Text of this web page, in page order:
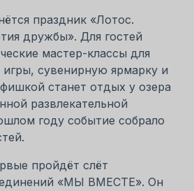
праздник «Лотос.
дружбы». Для гостей
мастер-классы для
сувенирную ярмарку и
станет отдых у озера
развлекательной
году событие собрало
пройдёт слёт
«МЫ ВМЕСТЕ». Он